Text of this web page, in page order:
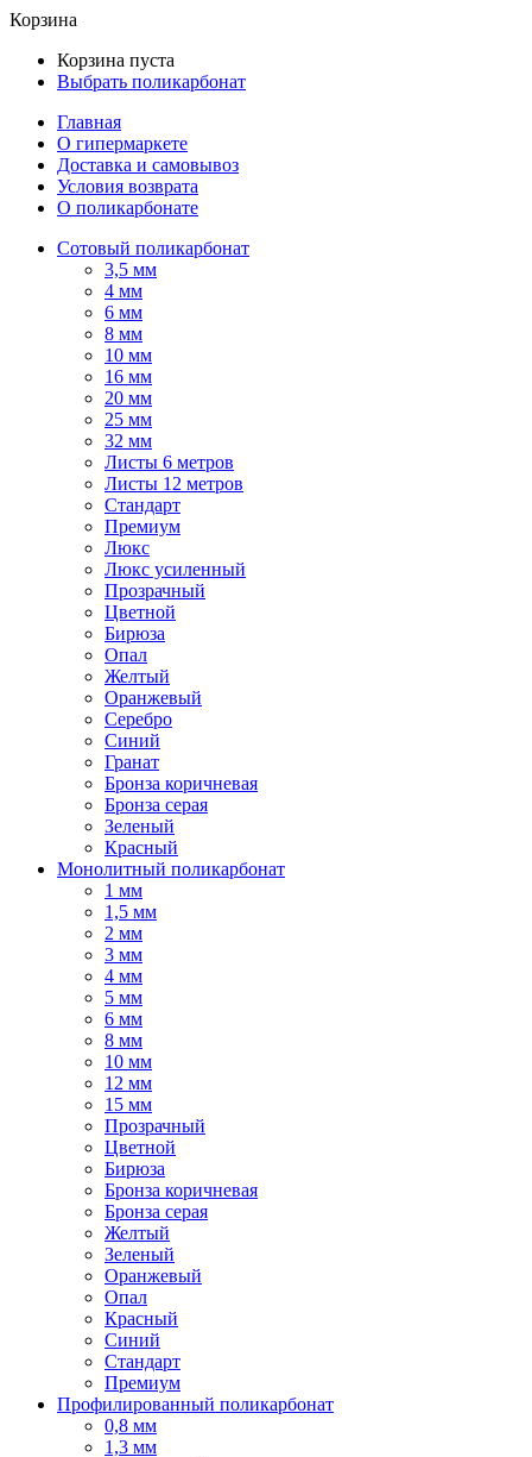
Корзина
Корзина пуста
Выбрать поликарбонат
Главная
О гипермаркете
Доставка и самовывоз
Условия возврата
О поликарбонате
Сотовый поликарбонат
3,5 мм
4 мм
6 мм
8 мм
10 мм
16 мм
20 мм
25 мм
32 мм
Листы 6 метров
Листы 12 метров
Стандарт
Премиум
Люкс
Люкс усиленный
Прозрачный
Цветной
Бирюза
Опал
Желтый
Оранжевый
Серебро
Синий
Гранат
Бронза коричневая
Бронза серая
Зеленый
Красный
Монолитный поликарбонат
1 мм
1,5 мм
2 мм
3 мм
4 мм
5 мм
6 мм
8 мм
10 мм
12 мм
15 мм
Прозрачный
Цветной
Бирюза
Бронза коричневая
Бронза серая
Желтый
Зеленый
Оранжевый
Опал
Красный
Синий
Стандарт
Премиум
Профилированный поликарбонат
0,8 мм
1,3 мм